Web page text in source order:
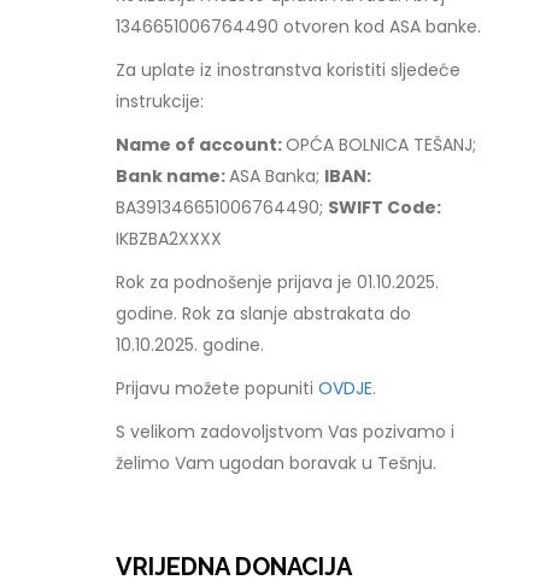
1346651006764490 otvoren kod ASA banke.
Za uplate iz inostranstva koristiti sljedeće
instrukcije:
Name of account:OPĆA BOLNICA TEŠANJ;
Bank name:ASA Banka; IBAN:
BA391346651006764490; SWIFT Code:
IKBZBA2XXXX
Rok za podnošenje prijava je 01.10.2025.
godine. Rok za slanje abstrakata do
10.10.2025. godine.
Prijavu možete popunitiOVDJE.
S velikom zadovoljstvom Vas pozivamo i
želimo Vam ugodan boravak u Tešnju.
VRIJEDNA DONACIJA